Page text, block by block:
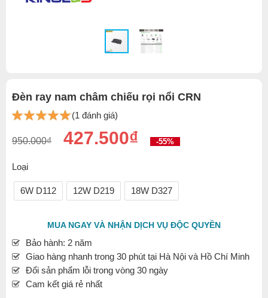
Đèn ray nam châm chiếu rọi nổi CRN
(1 đánh giá)
950.000₫ 427.500₫ -55%
Loại
6W D112 12W D219 18W D327
MUA NGAY VÀ NHẬN DỊCH VỤ ĐỘC QUYỀN
Bảo hành: 2 năm
Giao hàng nhanh trong 30 phút tại Hà Nội và Hồ Chí Minh
Đổi sản phẩm lỗi trong vòng 30 ngày
Cam kết giá rẻ nhất